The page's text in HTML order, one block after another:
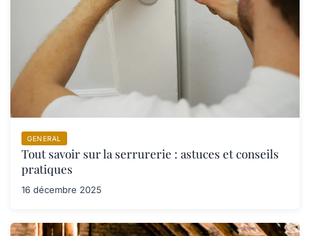
GENERAL
Tout savoir sur la serrurerie : astuces et conseils
pratiques
16 décembre 2025